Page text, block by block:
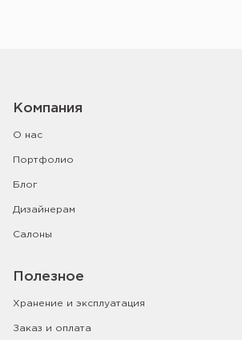
Компания
О нас
Портфолио
Блог
Дизайнерам
Салоны
Полезное
Хранение и эксплуатация
Заказ и оплата